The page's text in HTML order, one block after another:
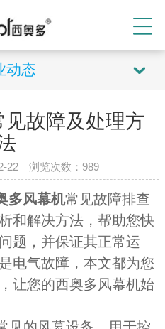
动态
故障及处理方
22 浏览次数： 989
多风幕机常见故障排查
和解决方法，帮助您快
题，并保证其正常运
电气故障，本文都为您
让您的西奥多风幕机始